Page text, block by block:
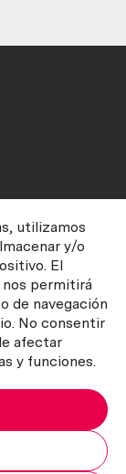
utilizamos
y/o
El
permitirá
de navegación
No consentir
afectar
y funciones.
Política de Cookies
reservados.